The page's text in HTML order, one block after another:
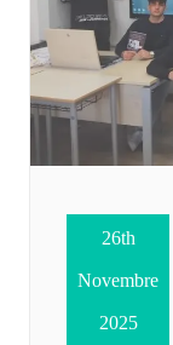
26th
Novembre
2025